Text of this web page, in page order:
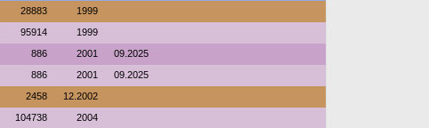
28883 1999
95914 1999
886 2001 09.2025
886 2001 09.2025
2458 12.2002
104738 2004